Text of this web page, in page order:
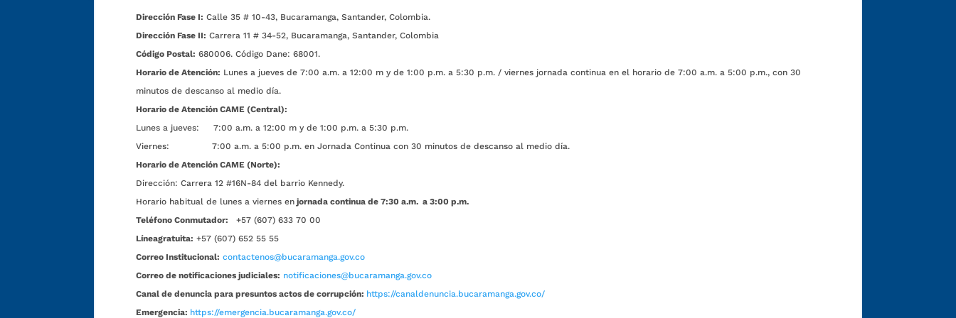
Dirección Fase I: Calle 35 # 10-43, Bucaramanga, Santander, Colombia.
Dirección Fase II: Carrera 11 # 34-52, Bucaramanga, Santander, Colombia
Código Postal: 680006. Código Dane: 68001.
Horario de Atención: Lunes a jueves de 7:00 a.m. a 12:00 m y de 1:00 p.m. a 5:30 p.m. / viernes jornada continua en el horario de 7:00 a.m. a 5:00 p.m., con 30
minutos de descanso al medio día.
Horario de Atención CAME (Central):
Lunes a jueves: 7:00 a.m. a 12:00 m y de 1:00 p.m. a 5:30 p.m.
Viernes: 7:00 a.m. a 5:00 p.m. en Jornada Continua con 30 minutos de descanso al medio día.
Horario de Atención CAME (Norte):
Dirección: Carrera 12 #16N-84 del barrio Kennedy.
Horario habitual de lunes a viernes en jornada continua de 7:30 a.m. a 3:00 p.m.
Teléfono Conmutador:
+57 (607) 633 70 00
Líneagratuita: +57 (607) 652 55 55
Correo Institucional: contactenos@bucaramanga.gov.co
Correo de notificaciones judiciales: notificaciones@bucaramanga.gov.co
Canal de denuncia para presuntos actos de corrupción: https://canaldenuncia.bucaramanga.gov.co/
Emergencia: https://emergencia.bucaramanga.gov.co/